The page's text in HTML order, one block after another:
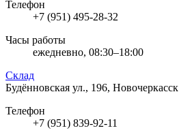
Телефон
+7 (951) 495-28-32
Часы работы
ежедневно, 08:30–18:00
Склад
Будённовская ул., 196, Новочеркасск
Телефон
+7 (951) 839-92-11